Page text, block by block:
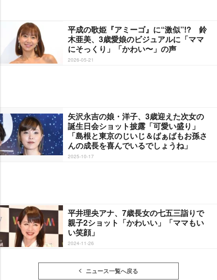
平成の歌姫『アミーゴ』に“激似”!? 鈴
木亜美、3歳愛娘のビジュアルに「ママ
にそっくり」「かわい〜」の声
2026-05-21
矢沢永吉の娘・洋子、3歳迎えた次女の
誕生日会ショット披露「可愛い盛り」
「島根と東京のじいじ＆ばぁばもお孫さ
んの成長を喜んでいるでしょうね」
2025-10-17
平井理央アナ、7歳長女の七五三詣りで
親子2ショット「かわいい」「ママもい
い笑顔」
2024-11-26
ニュース一覧へ戻る